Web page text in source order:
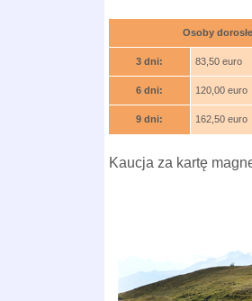
Osoby
3 dni: 83,50 euro
6 dni: 120,00 euro
9 dni: 162,50 euro
Kaucja za kartę